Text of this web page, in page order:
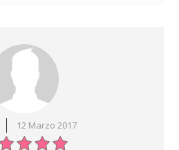
12 Marzo 2017